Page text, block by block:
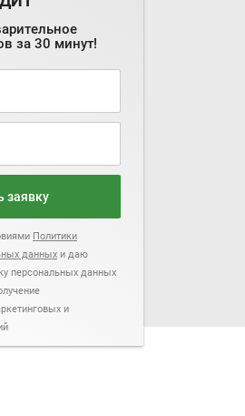
за 30 минут!
заявку
Политики
данных и даю
персональных данных
и